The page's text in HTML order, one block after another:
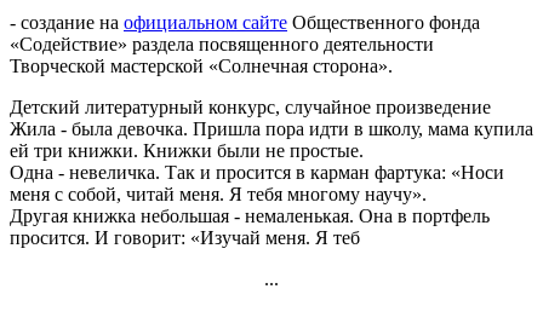
- создание на официальном сайте Общественного фонда
«Содействие» раздела посвященного деятельности
Творческой мастерской «Солнечная сторона».
Детский литературный конкурс, случайное произведение
Жила - была девочка. Пришла пора идти в школу, мама купила
ей три книжки. Книжки были не простые.
Одна - невеличка. Так и просится в карман фартука: «Носи
меня с собой, читай меня. Я тебя многому научу».
Другая книжка небольшая - немаленькая. Она в портфель
просится. И говорит: «Изучай меня. Я теб
...